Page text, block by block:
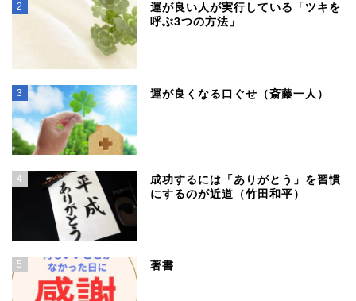
2
運が良い人が実行している「ツキを
呼ぶ3つの方法」
3 運が良くなる口ぐせ（斎藤一人）
4
成功するには「ありがとう」を習慣
にするのが近道（竹田和平）
5 著書